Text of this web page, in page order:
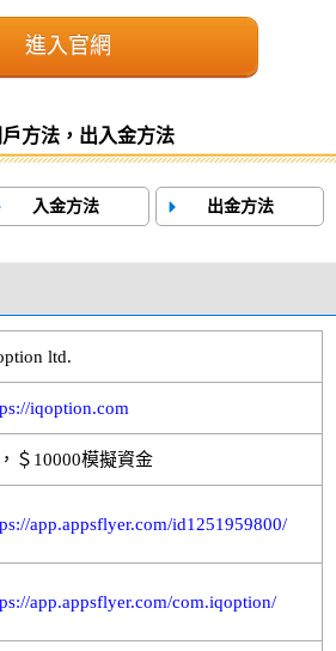
進入官網
方法，出入金方法
入金方法 出金方法
ltd.
iqoption.com
＄10000模擬資金
app.appsflyer.com/id1251959800/
app.appsflyer.com/com.iqoption/